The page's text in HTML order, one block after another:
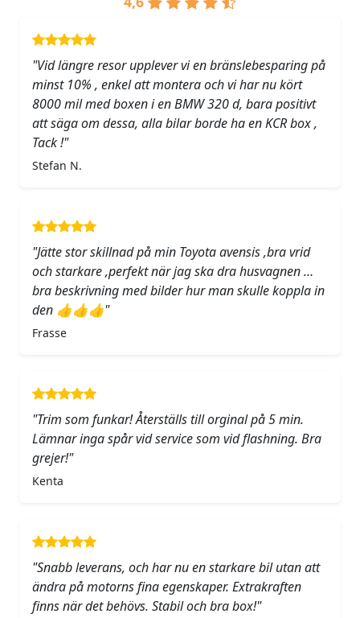
"Vid längre resor upplever vi en bränslebesparing på
minst 10% , enkel att montera och vi har nu kört
8000 mil med boxen i en BMW 320 d, bara positivt
att säga om dessa, alla bilar borde ha en KCR box ,
Tack !"
Stefan N.
"Jätte stor skillnad på min Toyota avensis ,bra vrid
och starkare ,perfekt när jag ska dra husvagnen …
bra beskrivning med bilder hur man skulle koppla in
den 👍👍👍"
Frasse
"Trim som funkar! Återställs till orginal på 5 min.
Lämnar inga spår vid service som vid flashning. Bra
grejer!"
Kenta
"Snabb leverans, och har nu en starkare bil utan att
ändra på motorns fina egenskaper. Extrakraften
finns när det behövs. Stabil och bra box!"